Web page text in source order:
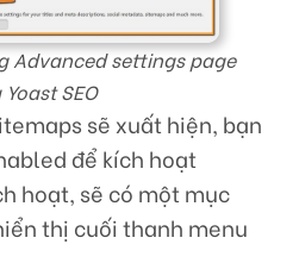
Advanced settings page
SEO
sẽ xuất hiện, bạn
để kích hoạt
hoạt, sẽ có một mục
thị cuối thanh menu